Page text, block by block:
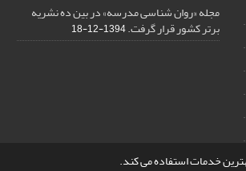
خدمات استفاده می کند.
مجله «روان شناسی مدرسه» در بین ده نشریه
برتر کشور قرار گرفت.1394-12-18